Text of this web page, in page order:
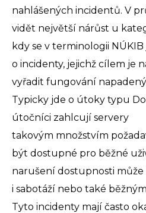
nahlášených incidentů. V
vidět největší nárůst u
kdy se v terminologii
o incidenty, jejichž cílem je
vyřadit fungování
Typicky jde o útoky typu
útočníci zahlcují servery
takovým množstvím
být dostupné pro běžné
narušení dostupnosti
i sabotáží nebo také
Tyto incidenty mají často